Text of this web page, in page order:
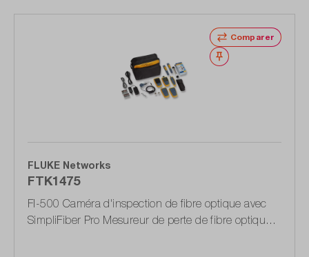
Comparer
Noter
FLUKE Networks
FTK1475
FI-500 Caméra d'inspection de fibre optique avec
SimpliFiber Pro Mesureur de perte de fibre optique